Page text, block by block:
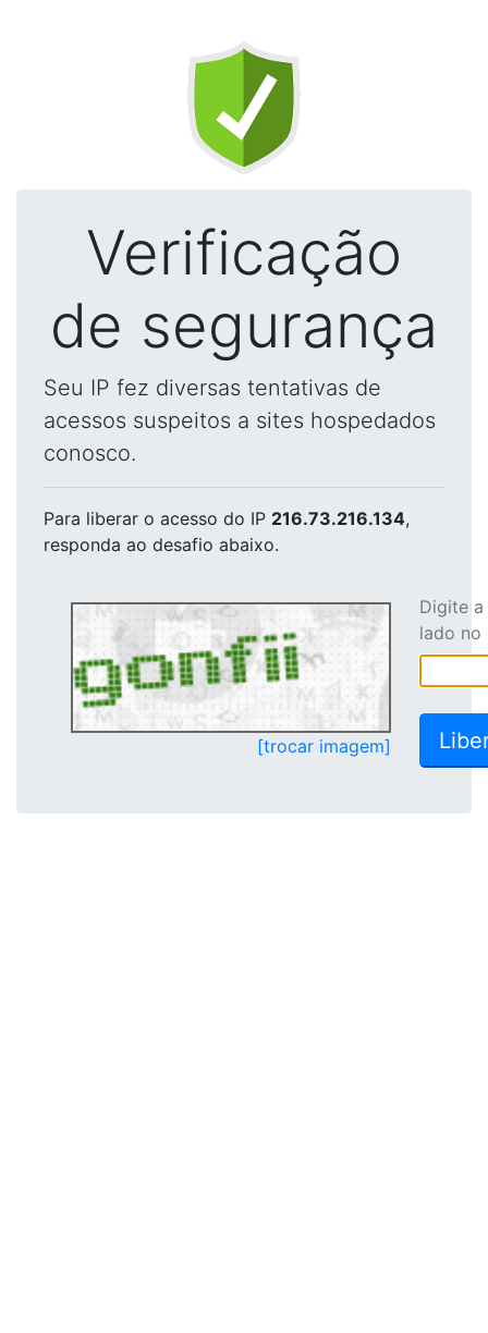
Verificação
de segurança
Seu IP fez diversas tentativas de
acessos suspeitos a sites hospedados
conosco.
Para liberar o acesso do IP 216.73.216.134,
responda ao desafio abaixo.
[trocar imagem]
Digite
lado no